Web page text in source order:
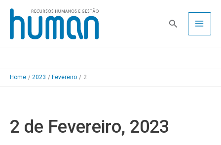
Skip
content
Pesquisa
Home 2023 Fevereiro 2
2 de Fevereiro, 2023